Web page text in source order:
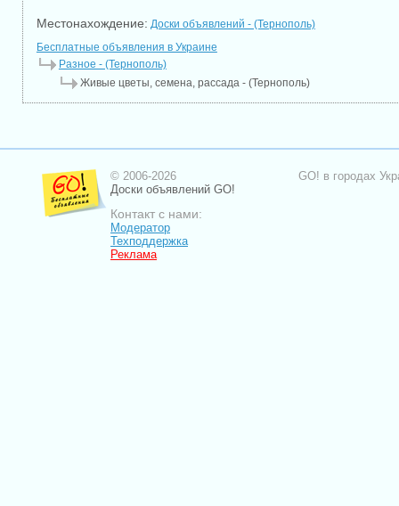
Местонахождение: Доски объявлений - (Тернополь)
Бесплатные объявления в Украине
Разное - (Тернополь)
Живые цветы, семена, рассада - (Тернополь)
© 2006-2026
Доски объявлений GO!
Контакт с нами:
Модератор
Техподдержка
Реклама
GO! в городах